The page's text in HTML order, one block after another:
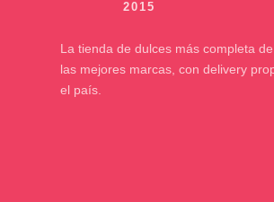
La tienda de dulces más completa
las mejores marcas, con delivery
el país.